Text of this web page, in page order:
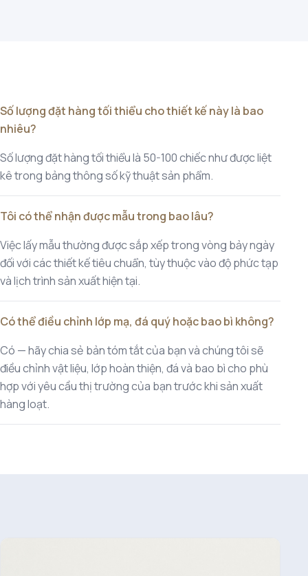
Số lượng đặt hàng tối thiểu cho thiết kế này là bao
nhiêu?
Số lượng đặt hàng tối thiểu là 50-100 chiếc như được liệt
kê trong bảng thông số kỹ thuật sản phẩm.
Tôi có thể nhận được mẫu trong bao lâu?
Việc lấy mẫu thường được sắp xếp trong vòng bảy ngày
đối với các thiết kế tiêu chuẩn, tùy thuộc vào độ phức tạp
và lịch trình sản xuất hiện tại.
Có thể điều chỉnh lớp mạ, đá quý hoặc bao bì không?
Có — hãy chia sẻ bản tóm tắt của bạn và chúng tôi sẽ
điều chỉnh vật liệu, lớp hoàn thiện, đá và bao bì cho phù
hợp với yêu cầu thị trường của bạn trước khi sản xuất
hàng loạt.